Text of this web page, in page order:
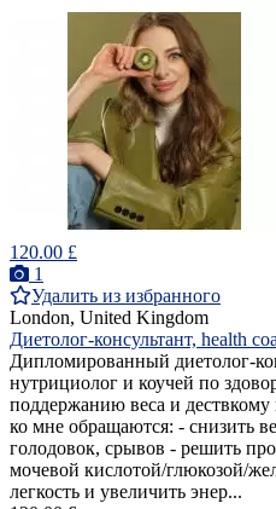
120.00 £
1
Удалить из избранного
London, United Kingdom
Диетолог-консультант, health
Дипломированный диетолог-
нутрициолог и коучей по
поддержанию веса и
ко мне обращаются: - снизить
голодовок, срывов - решить
мочевой кислотой/глюкозой/
легкость и увеличить энер...